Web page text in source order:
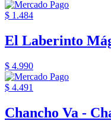
$ 1.484
El Laberinto
$ 4.990
$ 4.491
Chancho Va -